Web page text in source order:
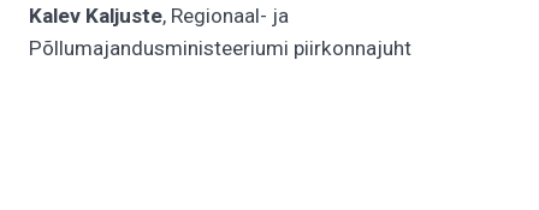
Kalev Kaljuste, Regionaal- ja
Põllumajandusministeeriumi piirkonnajuht